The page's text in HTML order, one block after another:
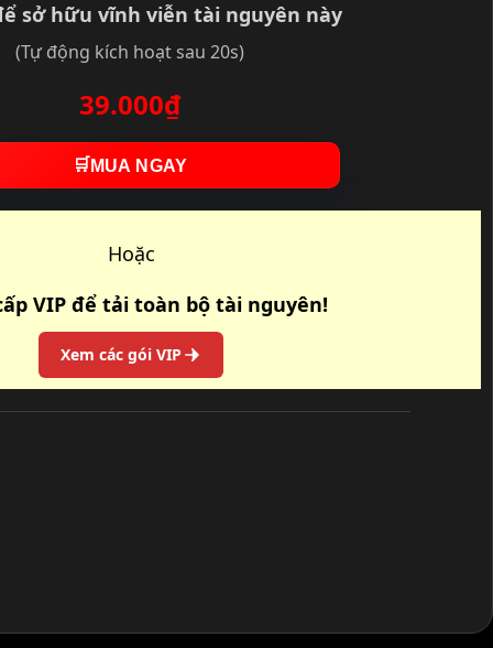
sở hữu vĩnh viễn tài nguyên này
(Tự động kích hoạt sau 20s)
39.000₫
🛒 MUA NGAY
Hoặc
VIP để tải toàn bộ tài nguyên!
Xem các gói VIP